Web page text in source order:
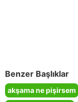
Benzer Başlıklar
akşama ne pişirsem